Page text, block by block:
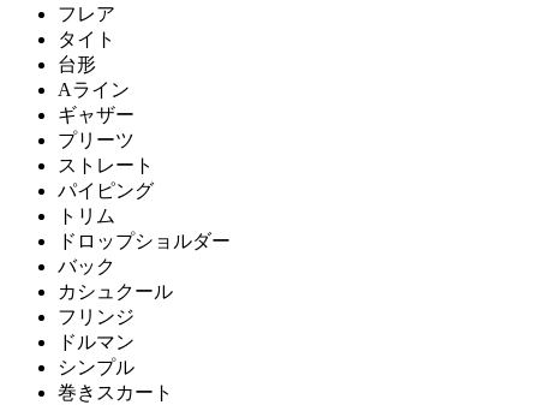
フレア
タイト
台形
Aライン
ギャザー
プリーツ
ストレート
パイピング
トリム
ドロップショルダー
バック
カシュクール
フリンジ
ドルマン
シンプル
巻きスカート